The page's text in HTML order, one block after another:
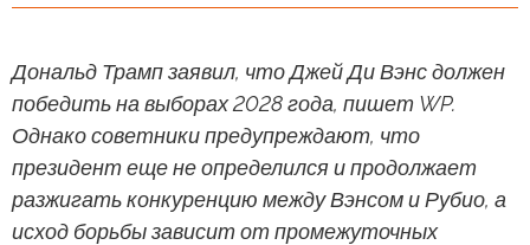
Дональд Трамп заявил, что Джей Ди Вэнс должен
победить на выборах 2028 года, пишет WP.
Однако советники предупреждают, что
президент еще не определился и продолжает
разжигать конкуренцию между Вэнсом и Рубио, а
исход борьбы зависит от промежуточных